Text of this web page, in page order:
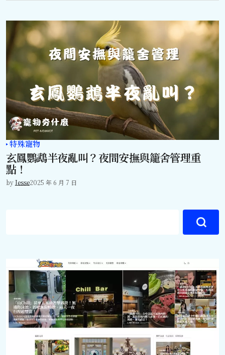
特殊寵物
玄鳳鸚鵡半夜亂叫？夜間安撫與籠舍管理重
點！
byJesse2025 年 6 月 7 日